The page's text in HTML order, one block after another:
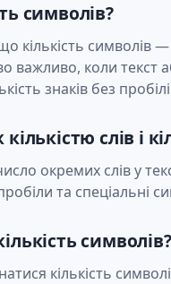
символів?
кількість символів —
важливо, коли текст
знаків без
слів і
окремих слів у
та спеціальні
символів?
кількість